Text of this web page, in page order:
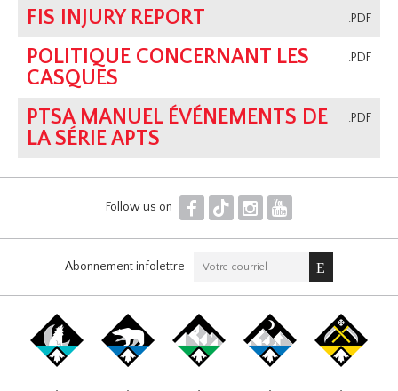
.PDF
FIS INJURY REPORT
.PDF
POLITIQUE CONCERNANT LES
CASQUES
.PDF
PTSA MANUEL ÉVÉNEMENTS DE
LA SÉRIE APTS
Follow us on F T I Y
Abonnement infolettre